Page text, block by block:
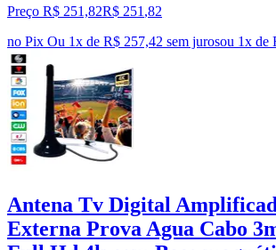
Preço R$ 251,82R$ 251 ,82
no Pix Ou 1x de R$ 257,42 sem jurosou 1x de
Antena Tv Digital
Externa Prova Agua Cabo